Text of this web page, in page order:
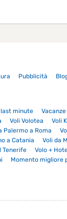
Pubblicità
last minute
Voli Volotea Voli
Palermo a Roma
a Catania Voli da
Tenerife Volo +
Momento migliore